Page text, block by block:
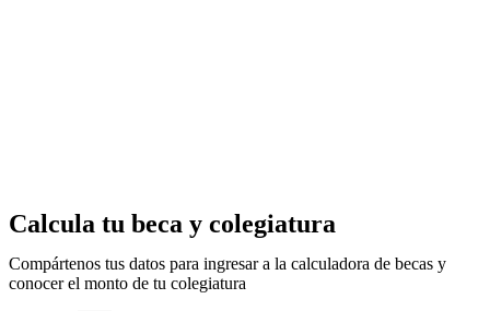
Calcula tu beca y colegiatura
Compártenos tus datos para ingresar a la calculadora de becas y
conocer el monto de tu colegiatura